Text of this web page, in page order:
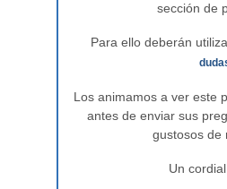
sección de
Para ello deberán
Los animamos a ver este
antes de enviar sus
gustosos de
Un